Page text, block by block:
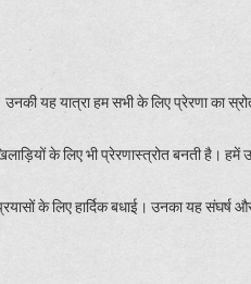
यह यात्रा हम सभी के लिए प्रेरणा का
के लिए भी प्रेरणास्त्रोत बनती है।
के लिए हार्दिक बधाई। उनका यह संघर्ष